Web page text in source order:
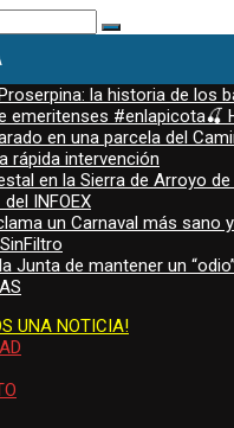
la historia de los
emeritenses #enlapicota🍒
en una parcela del
rápida intervención
en la Sierra de Arroyo
INFOEX
un Carnaval más sano
Junta de mantener un
UNA NOTICIA!